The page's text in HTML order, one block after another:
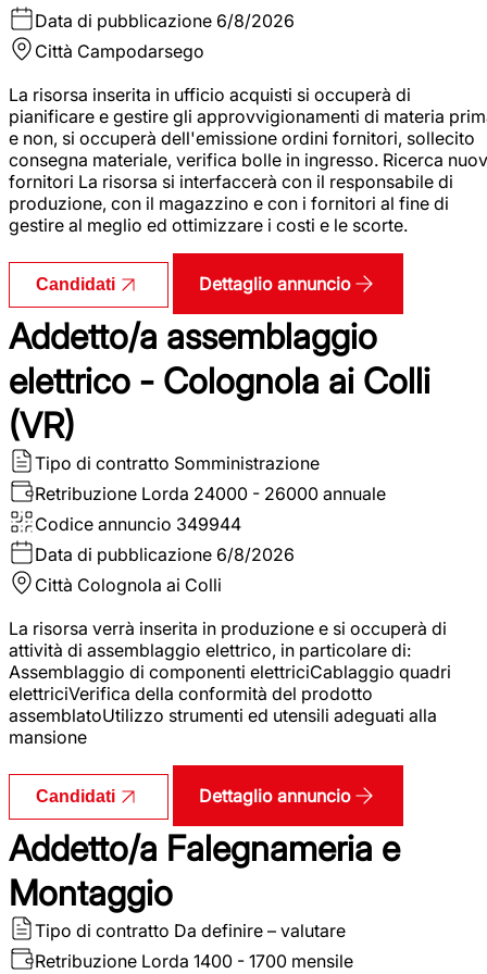
Data di pubblicazione 6/8/2026
Città Campodarsego
La risorsa inserita in ufficio acquisti si occuperà di
pianificare e gestire gli approvvigionamenti di materia
e non, si occuperà dell'emissione ordini fornitori, sollecito
consegna materiale, verifica bolle in ingresso. Ricerca
fornitori La risorsa si interfaccerà con il responsabile di
produzione, con il magazzino e con i fornitori al fine di
gestire al meglio ed ottimizzare i costi e le scorte.
Candidati Dettaglio annuncio
Addetto/a assemblaggio
elettrico - Colognola ai Colli
(VR)
Tipo di contratto Somministrazione
Retribuzione Lorda 24000 - 26000 annuale
Codice annuncio 349944
Data di pubblicazione 6/8/2026
Città Colognola ai Colli
La risorsa verrà inserita in produzione e si occuperà di
attività di assemblaggio elettrico, in particolare di:
Assemblaggio di componenti elettriciCablaggio quadri
elettriciVerifica della conformità del prodotto
assemblatoUtilizzo strumenti ed utensili adeguati alla
mansione
Candidati Dettaglio annuncio
Addetto/a Falegnameria e
Montaggio
Tipo di contratto Da definire – valutare
Retribuzione Lorda 1400 - 1700 mensile